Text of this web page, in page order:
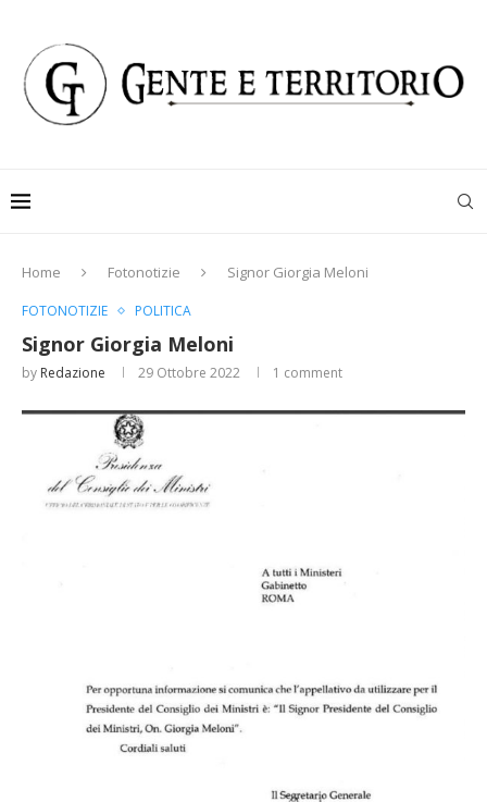
Home Fotonotizie Signor Giorgia Meloni
FOTONOTIZIE POLITICA
Signor Giorgia Meloni
by Redazione 29 Ottobre 2022 1 comment